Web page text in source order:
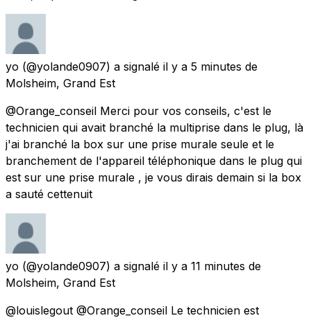
yo (@yolande0907) a signalé il y a 5 minutes de
Molsheim, Grand Est
@Orange_conseil Merci pour vos conseils, c'est le
technicien qui avait branché la multiprise dans le plug, là
j'ai branché la box sur une prise murale seule et le
branchement de l'appareil téléphonique dans le plug qui
est sur une prise murale , je vous dirais demain si la box
a sauté cettenuit
yo (@yolande0907) a signalé il y a 11 minutes de
Molsheim, Grand Est
@louislegout @Orange_conseil Le technicien est